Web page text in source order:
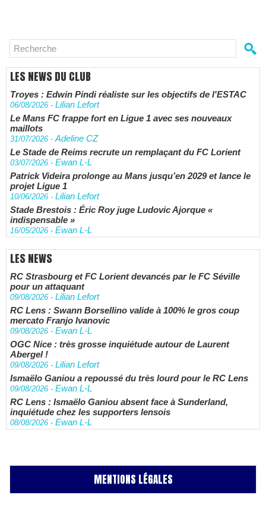
LES NEWS DU CLUB
Troyes : Edwin Pindi réaliste sur les objectifs de l'ESTAC
06/08/2026 - Lilian Lefort
Le Mans FC frappe fort en Ligue 1 avec ses nouveaux
maillots
31/07/2026 -Adeline CZ
Le Stade de Reims recrute un remplaçant du FC Lorient
03/07/2026 - Ewan L-L
Patrick Videira prolonge au Mans jusqu’en 2029 et lance le
projet Ligue 1
10/06/2026 - Lilian Lefort
Stade Brestois : Éric Roy juge Ludovic Ajorque «
indispensable »
16/05/2026 - Ewan L-L
LES NEWS
RC Strasbourg et FC Lorient devancés par le FC Séville
pour un attaquant
09/08/2026 - Lilian Lefort
RC Lens : Swann Borsellino valide à 100% le gros coup
mercato Franjo Ivanovic
09/08/2026 - Ewan L-L
OGC Nice : très grosse inquiétude autour de Laurent
Abergel !
09/08/2026 - Lilian Lefort
Ismaëlo Ganiou a repoussé du très lourd pour le RC Lens
09/08/2026 - Ewan L-L
RC Lens : Ismaëlo Ganiou absent face à Sunderland,
inquiétude chez les supporters lensois
08/08/2026 - Ewan L-L
MENTIONS LÉGALES